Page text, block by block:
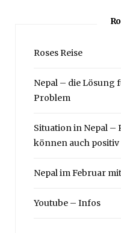
Roses Reise
Nepal – die Lösung
Problem
Situation in Nepal –
können auch positiv
Nepal im Februar
Youtube – Infos